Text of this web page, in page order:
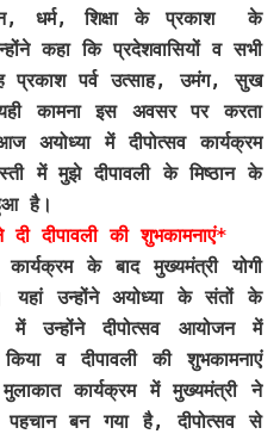
धर्म, शिक्षा के प्रकाश के
कहा कि प्रदेशवासियों व सभी
प्रकाश पर्व उत्साह, उमंग, सुख
कामना इस अवसर पर करता
में दीपोत्सव कार्यक्रम
में मुझे दीपावली के मिष्ठान के
है।
दीपावली की शुभकामनाएं*
के बाद मुख्यमंत्री योगी
यहां उन्होंने अयोध्या के संतों के
उन्होंने दीपोत्सव आयोजन में
व दीपावली की शुभकामनाएं
कार्यक्रम में मुख्यमंत्री ने
पहचान बन गया है, दीपोत्सव से